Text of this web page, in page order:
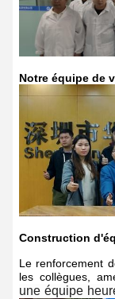
Notre équipe de
Construction
Le renforcement
les collègues,
une équipe